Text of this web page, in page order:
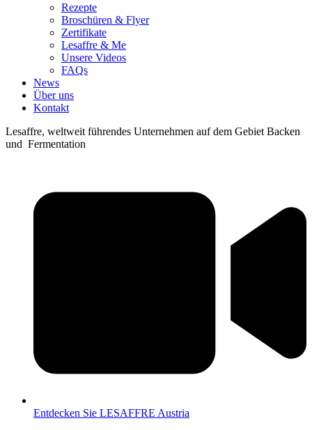
Rezepte
Broschüren & Flyer
Zertifikate
Lesaffre & Me
Unsere Videos
FAQs
News
Über uns
Kontakt
Lesaffre, weltweit führendes Unternehmen auf dem Gebiet Backen
und Fermentation
Entdecken Sie LESAFFRE Austria